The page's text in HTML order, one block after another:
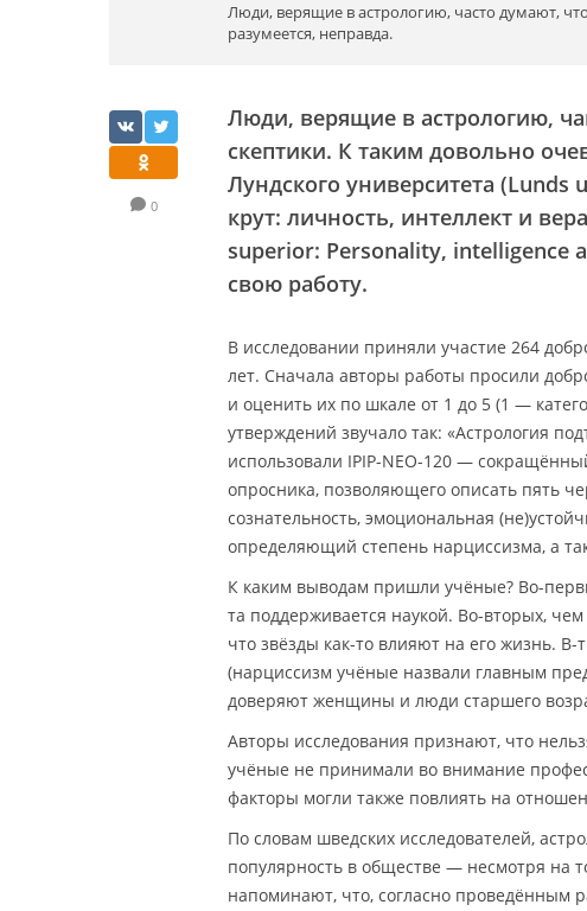
Люди, верящие в астрологию, часто думают,
разумеется, неправда.
0
Люди, верящие в астрологию,
скептики. К таким довольно
Лундского университета
крут: личность, интеллект и
superior: Personality, intelligence
свою работу.
В исследовании приняли участие 264
лет. Сначала авторы работы просили
и оценить их по шкале от 1 до 5 (1 —
утверждений звучало так: «Астрология
использовали IPIP-NEO-120 —
опросника, позволяющего описать пять
сознательность, эмоциональная
определяющий степень нарциссизма, а
К каким выводам пришли учёные? Во-
та поддерживается наукой. Во-вторых,
что звёзды как-то влияют на его жизнь.
(нарциссизм учёные назвали главным
доверяют женщины и люди старшего
Авторы исследования признают, что
учёные не принимали во внимание
факторы могли также повлиять на
По словам шведских исследователей,
популярность в обществе — несмотря на
напоминают, что, согласно проведённым